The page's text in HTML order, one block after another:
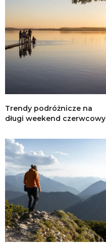
Trendy podróżnicze na
długi weekend czerwcowy